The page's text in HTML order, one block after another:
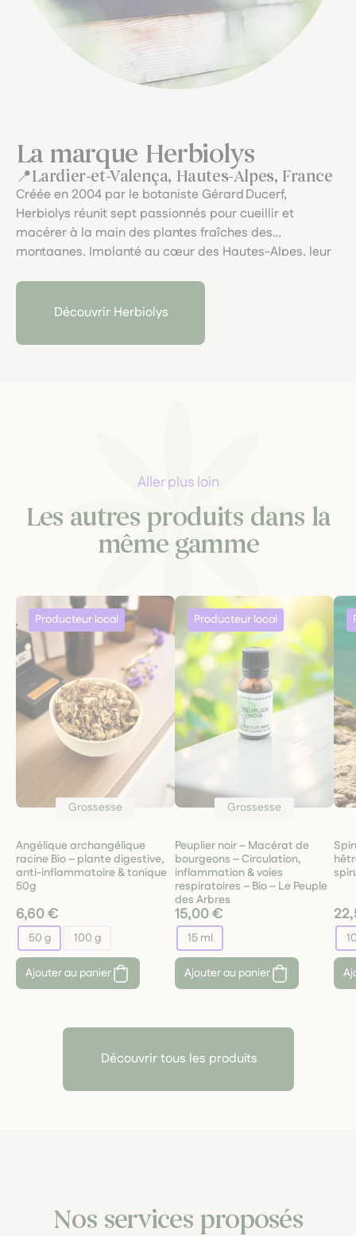
La marque Herbiolys
Lardier-et-Valença, Hautes-Alpes, France
Créée en 2004 par le botaniste Gérard Ducerf,
Herbiolys réunit sept passionnés pour cueillir et
macérer à la main des plantes fraîches des
montagnes. Implanté au cœur des Hautes-Alpes, leur
exemplaire et allie rigueur scientifique, macérations
locales et engagement pour une santé naturelle
Découvrir Herbiolys
Aller plus loin
Les autres produits dans la
même gamme
Grossesse
Angélique archangélique
racine Bio – plante digestive,
anti-inflammatoire & tonique
50g
6,60 €
50 g 100 g
Ajouter au panier
Grossesse
Peuplier noir – Macérat de
bourgeons – Circulation,
inflammation & voies
respiratoires – Bio – Le Peuple
des Arbres
15,00 €
15 ml
Ajouter au panier
Découvrir tous les produits
Nos services proposés